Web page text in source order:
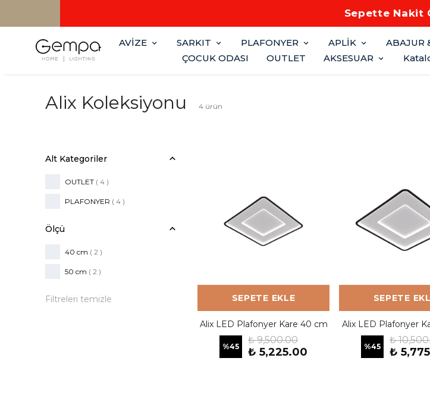
Sepette Nakit Ödemede
AVİZE SARKIT PLAFONYER APLİK
ABAJUR
ÇOCUK ODASI
OUTLET AKSESUAR
Alix Koleksiyonu 4 ürün
Alt Kategoriler
OUTLET ( 4 )
PLAFONYER ( 4 )
Ölçü
40 cm ( 2 )
50 cm ( 2 )
Filtreleri temizle SEPETE EKLE
Alix LED Plafonyer Kare 40 cm
%45
₺ 9,500.00
₺ 5,225.00
SEPETE
Alix LED Plafonyer
%45
₺
₺